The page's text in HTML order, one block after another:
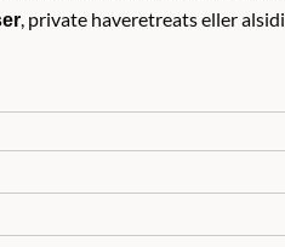
, private haveretreats eller